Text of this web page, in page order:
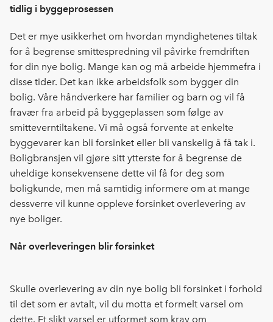
tidlig i byggeprosessen
Det er mye usikkerhet om hvordan myndighetenes tiltak
for å begrense smittespredning vil påvirke fremdriften
for din nye bolig. Mange kan og må arbeide hjemmefra i
disse tider. Det kan ikke arbeidsfolk som bygger din
bolig. Våre håndverkere har familier og barn og vil få
fravær fra arbeid på byggeplassen som følge av
smitteverntiltakene. Vi må også forvente at enkelte
byggevarer kan bli forsinket eller bli vanskelig å få tak i.
Boligbransjen vil gjøre sitt ytterste for å begrense de
uheldige konsekvensene dette vil få for deg som
boligkunde, men må samtidig informere om at mange
dessverre vil kunne oppleve forsinket overlevering av
nye boliger.
Når overleveringen blir forsinket
Skulle overlevering av din nye bolig bli forsinket i forhold
til det som er avtalt, vil du motta et formelt varsel om
dette. Et slikt varsel er utformet som krav om